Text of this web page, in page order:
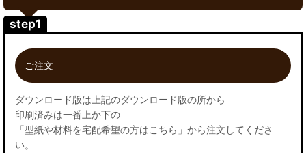
step1
ご注文
ダウンロード版は上記のダウンロード版の所から
印刷済みは一番上か下の
「型紙や材料を宅配希望の方はこちら」から注文してくださ
い。